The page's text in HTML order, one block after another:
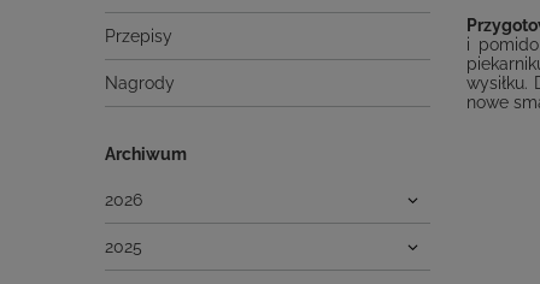
Przepisy
Nagrody
Archiwum
2026
2025
i
nowe